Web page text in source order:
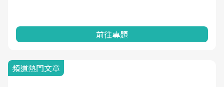
前往專題
頻道熱門文章